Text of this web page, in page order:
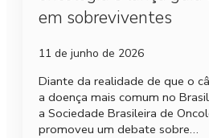
em sobreviventes
11 de junho de 2026
Diante da realidade de que o
a doença mais comum no
a Sociedade Brasileira de
promoveu um debate sobre…